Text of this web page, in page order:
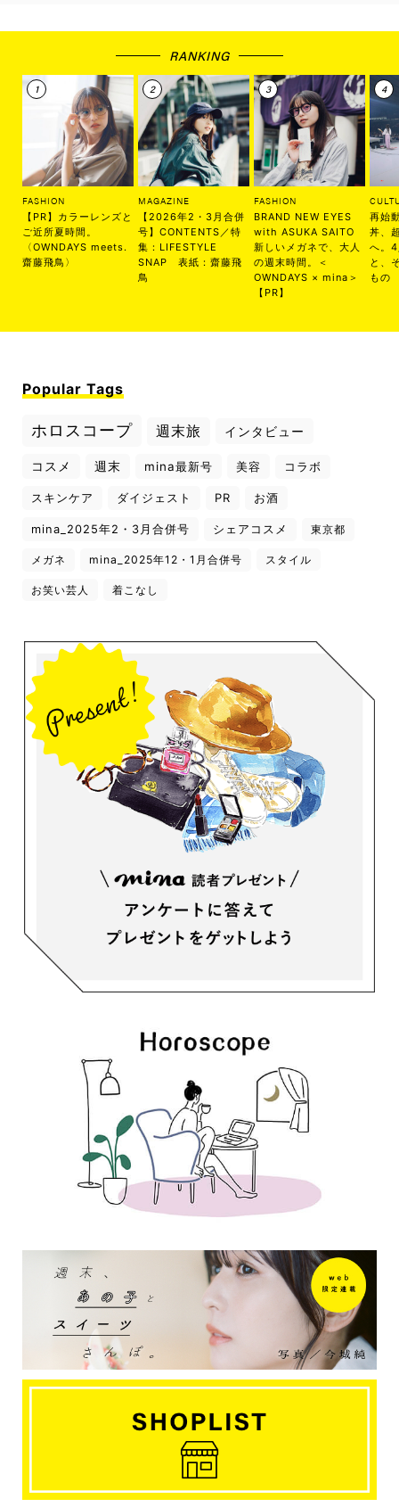
RANKING
FASHION
【PR】カラーレンズと
ご近所夏時間。
〈OWNDAYS meets.
齋藤飛鳥〉
MAGAZINE
【2026年2・3月合併
号】CONTENTS／特
集：LIFESTYLE
SNAP 表紙：齋藤飛
鳥
FASHION
BRAND NEW EYES
with ASUKA SAITO
新しいメガネで、大人
の週末時間。＜
OWNDAYS × mina＞
【PR】
再始
丼、
へ。
と、
もの
Popular Tags
ホロスコープ 週末旅 インタビュー
コスメ 週末 mina最新号 美容 コラボ
スキンケア ダイジェスト PR お酒
mina_2025年2・3月合併号 シェアコスメ 東京都
メガネ mina_2025年12・1月合併号 スタイル
お笑い芸人 着こなし